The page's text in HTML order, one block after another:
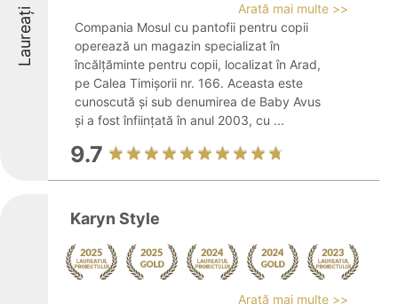
Laureați
Arată mai multe >>
Compania Mosul cu pantofii pentru copii
operează un magazin specializat în
încălțăminte pentru copii, localizat în Arad,
pe Calea Timișorii nr. 166. Aceasta este
cunoscută și sub denumirea de Baby Avus
și a fost înființată în anul 2003, cu ...
9.7
Karyn Style
Arată mai multe >>